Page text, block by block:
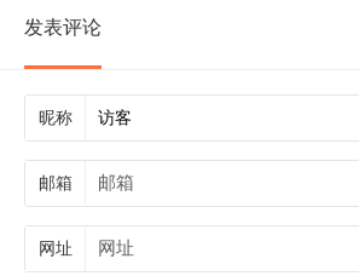
发表评论
昵称
邮箱
网址